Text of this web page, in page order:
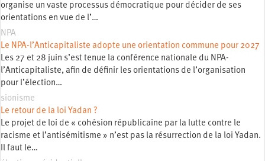
organise un vaste processus démocratique pour décider de ses
orientations en vue de l’…
NPA
Le NPA-l’Anticapitaliste adopte une orientation commune pour 2027
Les 27 et 28 juin s’est tenue la conférence nationale du NPA-
l’Anticapitaliste, afin de définir les orientations de l’organisation
pour l’élection…
sionisme
Le retour de la loi Yadan ?
Le projet de loi de « cohésion républicaine par la lutte contre le
racisme et l’antisémitisme » n’est pas la résurrection de la loi Yadan.
Il faut le…